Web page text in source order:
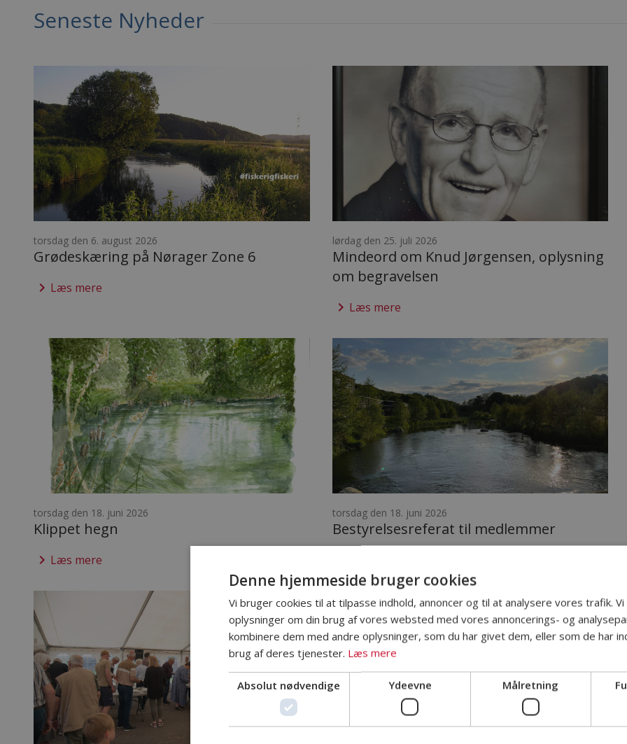
Seneste Nyheder
torsdag den 6. august 2026
Grødeskæring på Nørager Zone 6
keyboard_arrow_right Læs mere
lørdag den 25. juli 2026
Mindeord om Knud Jørgensen, oplysning
om begravelsen
keyboard_arrow_right Læs mere
torsdag den 18. juni 2026
Klippet hegn
keyboard_arrow_right Læs mere
torsdag den 18. juni 2026
Bestyrelsesreferat til medlemmer
Denne hjemmeside bruger cookies
Vi bruger cookies til at tilpasse indhold, annoncer og til at analysere vores trafik.
oplysninger om din brug af vores websted med vores annoncerings- og
kombinere dem med andre oplysninger, som du har givet dem, eller som de har
brug af deres tjenester. Læs mere
Absolut nødvendige Ydeevne Målretning